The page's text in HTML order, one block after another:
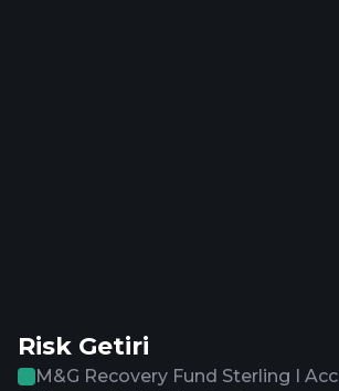
Risk Getiri
M&G Recovery Fund Sterling I Acc